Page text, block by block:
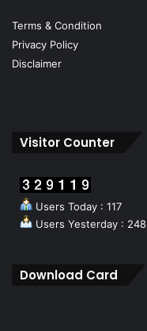
Terms & Condition
Privacy Policy
Disclaimer
Visitor Counter
Users Today : 117
Users Yesterday : 248
Download Card